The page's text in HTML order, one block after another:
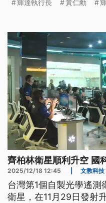
告跨足個人電腦市場。
重要引擎，而台灣正站
輝達執行長 黃仁勳
齊柏林衛星順利升空 國
2025/12/18 12:45 文教科技
台灣第1個自製光學遙測
衛星，在11月29日發射